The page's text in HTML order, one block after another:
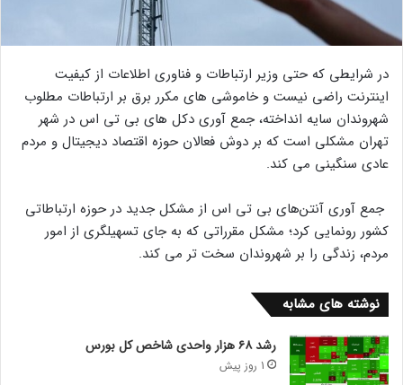
در شرایطی که حتی وزیر ارتباطات و فناوری اطلاعات از کیفیت
اینترنت راضی نیست و خاموشی های مکرر برق بر ارتباطات مطلوب
شهروندان سایه انداخته، جمع آوری دکل های بی تی اس در شهر
تهران مشکلی است که بر دوش فعالان حوزه اقتصاد دیجیتال و مردم
عادی سنگینی می کند.
جمع آوری آنتن‌های بی تی اس از مشکل جدید در حوزه ارتباطاتی
کشور رونمایی کرد؛ مشکل مقرراتی که به جای تسهیلگری از امور
مردم، زندگی را بر شهروندان سخت تر می کند.
نوشته های مشابه
رشد ۶۸ هزار واحدی شاخص کل بورس
1 روز پیش